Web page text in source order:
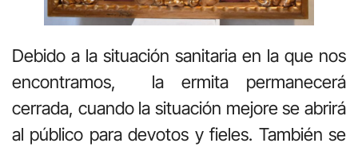
Debido a la situación sanitaria en la que nos
encontramos, la ermita permanecerá
cerrada, cuando la situación mejore se abrirá
al público para devotos y fieles. También se